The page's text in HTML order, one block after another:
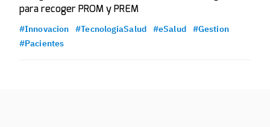
para recoger PROM y PREM
#Innovacion #TecnologiaSalud #eSalud
#Gestion
#Pacientes